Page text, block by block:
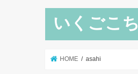
いくごこち
HOME asahi